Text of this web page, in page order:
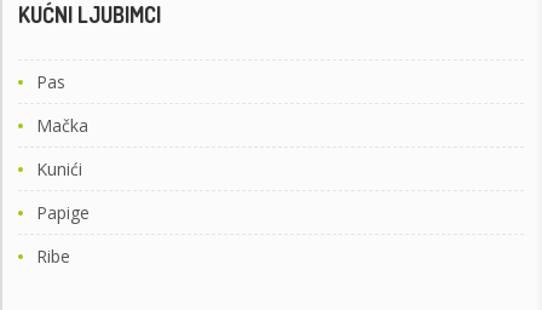
KUĆNI LJUBIMCI
Pas
Mačka
Kunići
Papige
Ribe